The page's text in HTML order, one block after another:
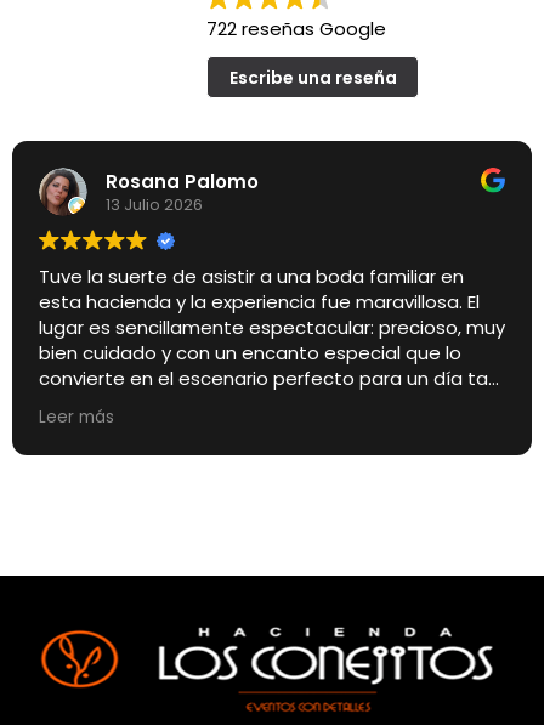
722 reseñas Google
Escribe una reseña
Rosana Palomo
13 Julio 2026
Tuve la suerte de asistir a una boda familiar en
esta hacienda y la experiencia fue maravillosa. El
lugar es sencillamente espectacular: precioso, muy
bien cuidado y con un encanto especial que lo
convierte en el escenario perfecto para un día tan
importante.
Pero si algo quiero destacar especialmente es el
trato de los encargados de la finca. Desde el
invitados nos sintiéramos muy cómodos.
celebrar cualquier evento. ¡Enhorabuena por el
gran trabajo que hacéis!
Leer más